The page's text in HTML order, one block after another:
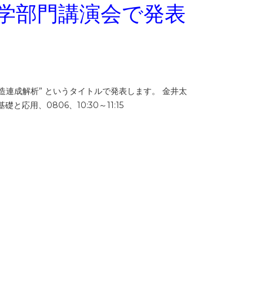
部門講演会で発表
成解析” というタイトルで発表します。 金井太
と応用、0806、10:30～11:15